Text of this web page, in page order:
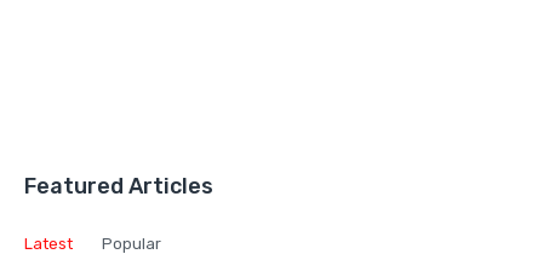
Featured Articles
Latest Popular